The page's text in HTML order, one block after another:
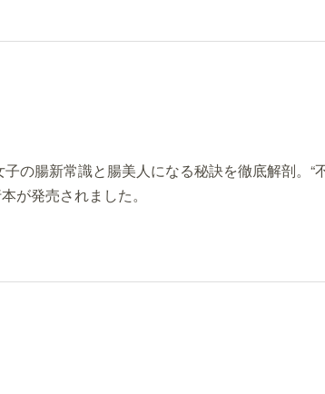
の腸新常識と腸美人になる秘訣を徹底解剖。“
が発売されました。